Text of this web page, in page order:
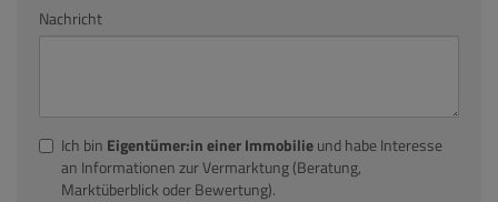
Nachricht
Ich bin Eigentümer:in einer Immobilieund habe Interesse
an Informationen zur Vermarktung (Beratung,
Marktüberblick oder Bewertung).